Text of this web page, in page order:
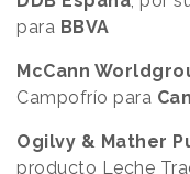
para BBVA
McCann
Campofrío para
Ogilvy & Mather
producto Leche